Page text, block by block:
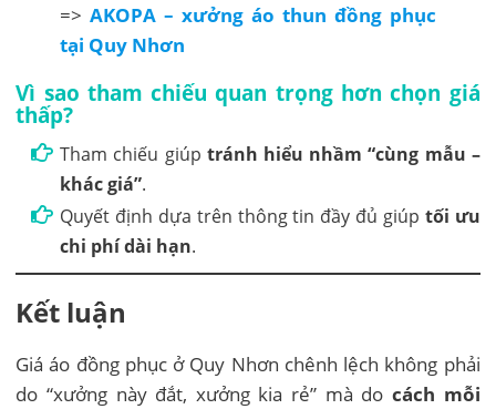
=>AKOPA – xưởng áo thun đồng phục
tại Quy Nhơn
Vì sao tham chiếu quan trọng hơn chọn giá
thấp?
Tham chiếu giúp tránh hiểu nhầm “cùng mẫu –
khác giá”.
Quyết định dựa trên thông tin đầy đủ giúp tối ưu
chi phí dài hạn.
Kết luận
Giá áo đồng phục ở Quy Nhơn chênh lệch không phải
do “xưởng này đắt, xưởng kia rẻ” mà docách mỗi